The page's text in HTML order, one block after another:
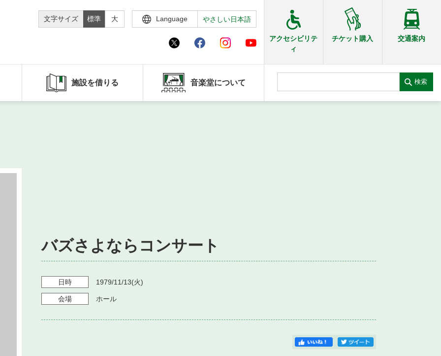
文字サイズ 標準 大 Language やさしい日本語
アクセシビリテ
ィ
チケット購入 交通案内
施設を借りる 音楽堂について 検索
バズさよならコンサート
日時 1979/11/13(火)
会場 ホール